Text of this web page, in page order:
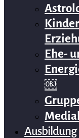
Ehe-
￼
Ausbildung